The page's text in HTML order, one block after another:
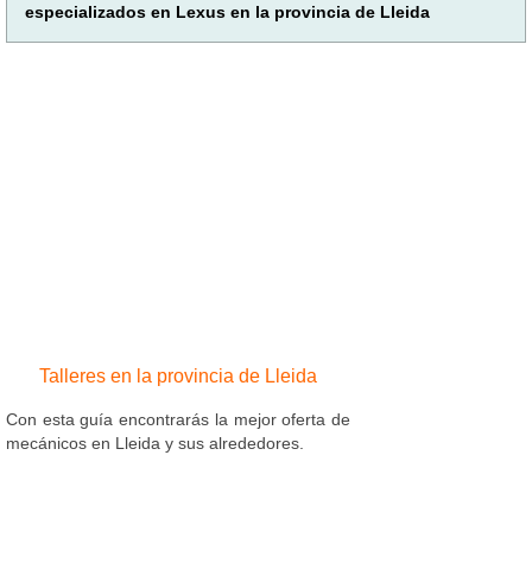
especializados en Lexus en la provincia de Lleida
Talleres en la provincia de Lleida
Con esta guía encontrarás la mejor oferta de
mecánicos en Lleida y sus alrededores.